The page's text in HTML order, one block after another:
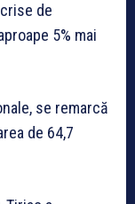
de
5% mai
se remarcă
de 64,7